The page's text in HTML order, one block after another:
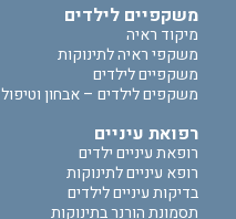
משקפיים לילדים
מיקוד ראיה
משקפי ראיה לתינוקות
משקפיים לילדים
משקפים לילדים – אבחון וטיפול
רפואת עיניים
רופאת עיניים ילדים
רופא עיניים לתינוקות
בדיקות עיניים לילדים
תסמונת הורנר בתינוקות